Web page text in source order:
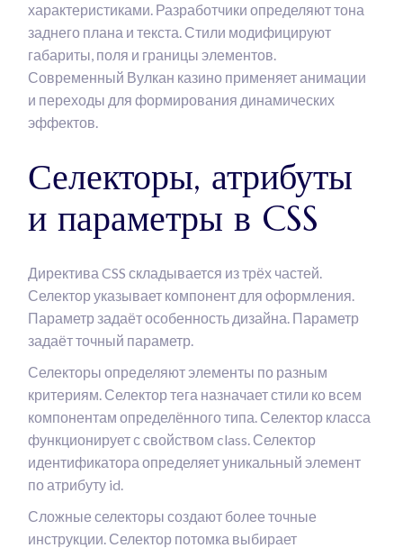
характеристиками. Разработчики определяют тона
заднего плана и текста. Стили модифицируют
габариты, поля и границы элементов.
Современный Вулкан казино применяет анимации
и переходы для формирования динамических
эффектов.
Селекторы, атрибуты
и параметры в CSS
Директива CSS складывается из трёх частей.
Селектор указывает компонент для оформления.
Параметр задаёт особенность дизайна. Параметр
задаёт точный параметр.
Селекторы определяют элементы по разным
критериям. Селектор тега назначает стили ко всем
компонентам определённого типа. Селектор класса
функционирует с свойством class. Селектор
идентификатора определяет уникальный элемент
по атрибуту id.
Сложные селекторы создают более точные
инструкции. Селектор потомка выбирает